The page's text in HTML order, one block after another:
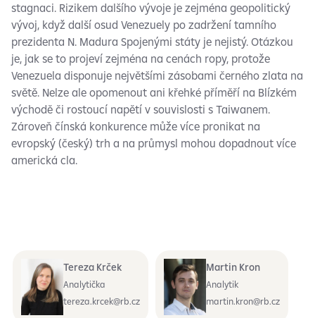
stagnaci. Rizikem dalšího vývoje je zejména geopolitický
vývoj, když další osud Venezuely po zadržení tamního
prezidenta N. Madura Spojenými státy je nejistý. Otázkou
je, jak se to projeví zejména na cenách ropy, protože
Venezuela disponuje největšími zásobami černého zlata na
světě. Nelze ale opomenout ani křehké příměří na Blízkém
východě či rostoucí napětí v souvislosti s Taiwanem.
Zároveň čínská konkurence může více pronikat na
evropský (český) trh a na průmysl mohou dopadnout více
americká cla.
Tereza Krček
Analytička
tereza.krcek@rb.cz
Martin Kron
Analytik
martin.kron@rb.cz